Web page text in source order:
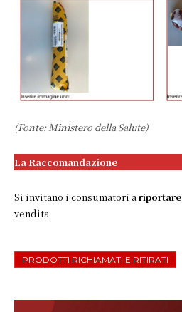
(Fonte: Ministero della Salute)
La Raccomandazione
Si invitano i consumatori a riportare
vendita.
PRODOTTI RICHIAMATI E RITIRATI